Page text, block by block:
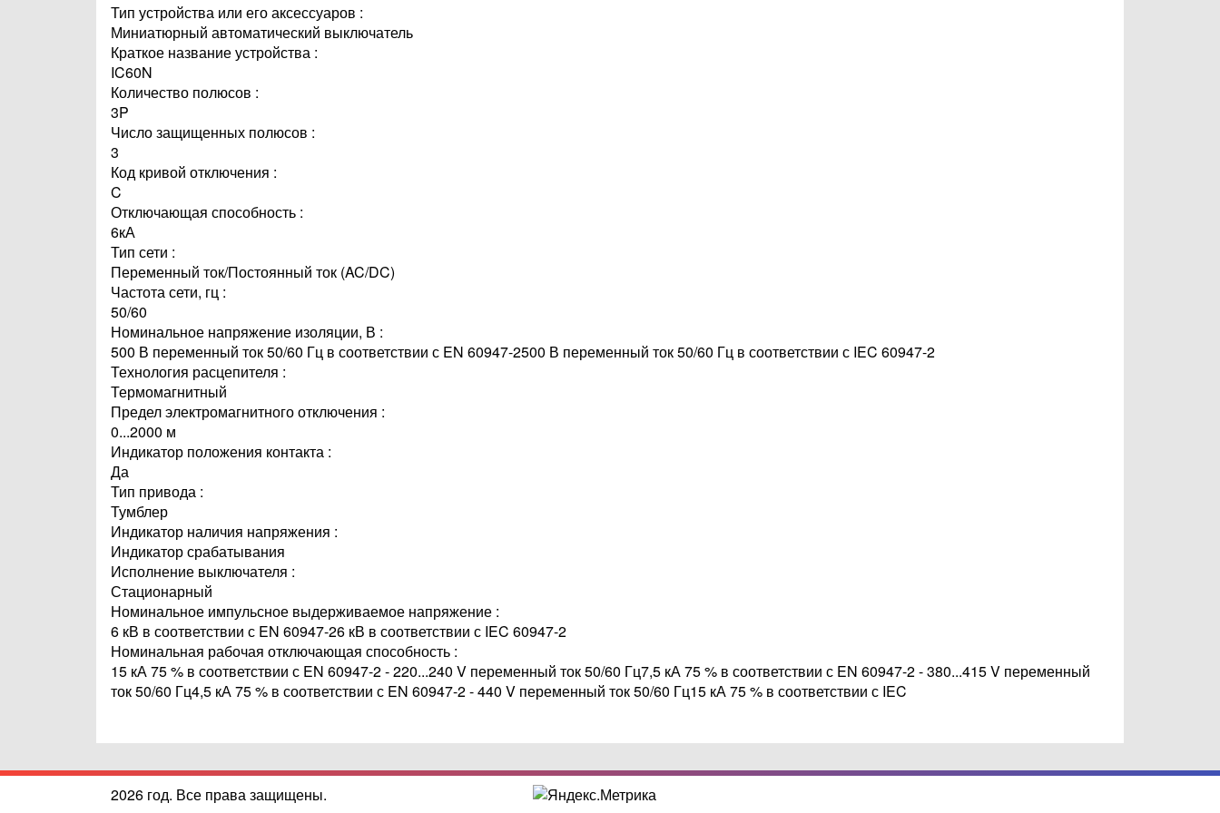
Тип устройства или его аксессуаров :
Миниатюрный автоматический выключатель
Краткое название устройства :
IC60N
Количество полюсов :
3P
Число защищенных полюсов :
3
Код кривой отключения :
C
Отключающая способность :
6кА
Тип сети :
Переменный ток/Постоянный ток (AC/DC)
Частота сети, гц :
50/60
Номинальное напряжение изоляции, В :
500 В переменный ток 50/60 Гц в соответствии с EN 60947-2500 В переменный ток 50/60 Гц в соответствии с IEC 60947-2
Технология расцепителя :
Термомагнитный
Предел электромагнитного отключения :
0...2000 м
Индикатор положения контакта :
Да
Тип привода :
Тумблер
Индикатор наличия напряжения :
Индикатор срабатывания
Исполнение выключателя :
Стационарный
Номинальное импульсное выдерживаемое напряжение :
6 кВ в соответствии с EN 60947-26 кВ в соответствии с IEC 60947-2
Номинальная рабочая отключающая способность :
15 кА 75 % в соответствии с EN 60947-2 - 220...240 V переменный ток 50/60 Гц7,5 кА 75 % в соответствии с EN 60947-2 - 380...415 V переменный
ток 50/60 Гц4,5 кА 75 % в соответствии с EN 60947-2 - 440 V переменный ток 50/60 Гц15 кА 75 % в соответствии с IEC
2026 год. Все права защищены.